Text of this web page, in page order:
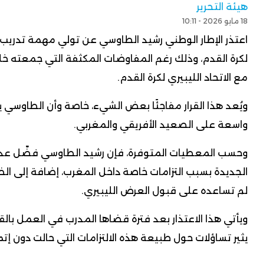
هيئة التحرير
18 مايو 2026 - 10:11
اعتذر الإطار الوطني رشيد الطاوسي عن تولي مهمة تدريب
لكرة القدم، وذلك رغم المفاوضات المكثفة التي جمعته
مع الاتحاد الليبيري لكرة القدم.
ويُعد هذا القرار مفاجئًا بعض الشيء، خاصة وأن الطاوسي
واسعة على الصعيد الأفريقي والمغربي.
وحسب المعطيات المتوفرة، فإن رشيد الطاوسي فضّل
الجديدة بسبب التزامات خاصة داخل المغرب، إضافة إلى
لم تساعده على قبول العرض الليبيري.
ويأتي هذا الاعتذار بعد فترة قضاها المدرب في العمل
يثير تساؤلات حول طبيعة هذه الالتزامات التي حالت دون